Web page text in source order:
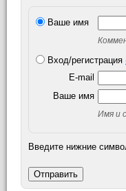
Ваше имя
Вход/регистрация
E-mail
Ваше имя
Имя и
Введите нижние
Отправить